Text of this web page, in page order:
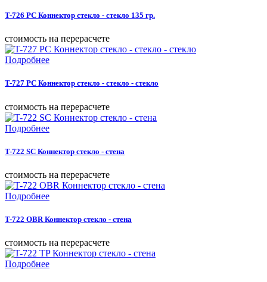
T-726 PC Коннектор стекло - стекло 135 гр.
cтоимость на перерасчете
Подробнее
T-727 PC Коннектор стекло - стекло - стекло
cтоимость на перерасчете
Подробнее
T-722 SC Коннектор стекло - стена
cтоимость на перерасчете
Подробнее
T-722 OBR Коннектор стекло - стена
cтоимость на перерасчете
Подробнее